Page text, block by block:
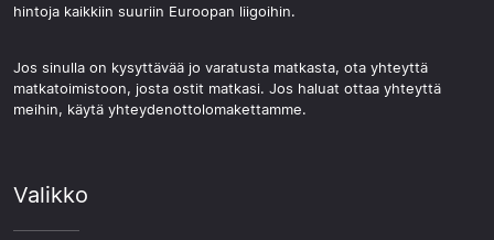
hintoja kaikkiin suuriin Euroopan liigoihin.
Jos sinulla on kysyttävää jo varatusta matkasta, ota yhteyttä
matkatoimistoon, josta ostit matkasi. Jos haluat ottaa yhteyttä
meihin, käytä yhteydenottolomakettamme.
Valikko